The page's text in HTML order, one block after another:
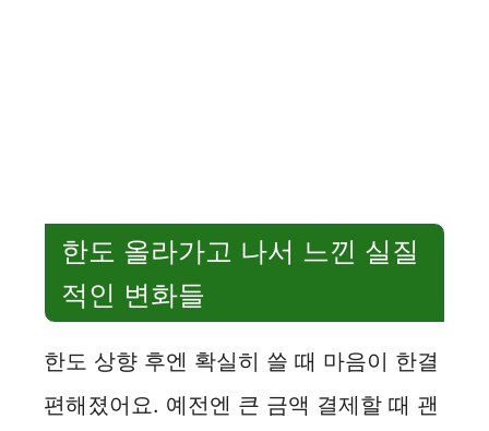
한도 올라가고 나서 느낀 실질
적인 변화들
한도 상향 후엔 확실히 쓸 때 마음이 한결
편해졌어요. 예전엔 큰 금액 결제할 때 괜